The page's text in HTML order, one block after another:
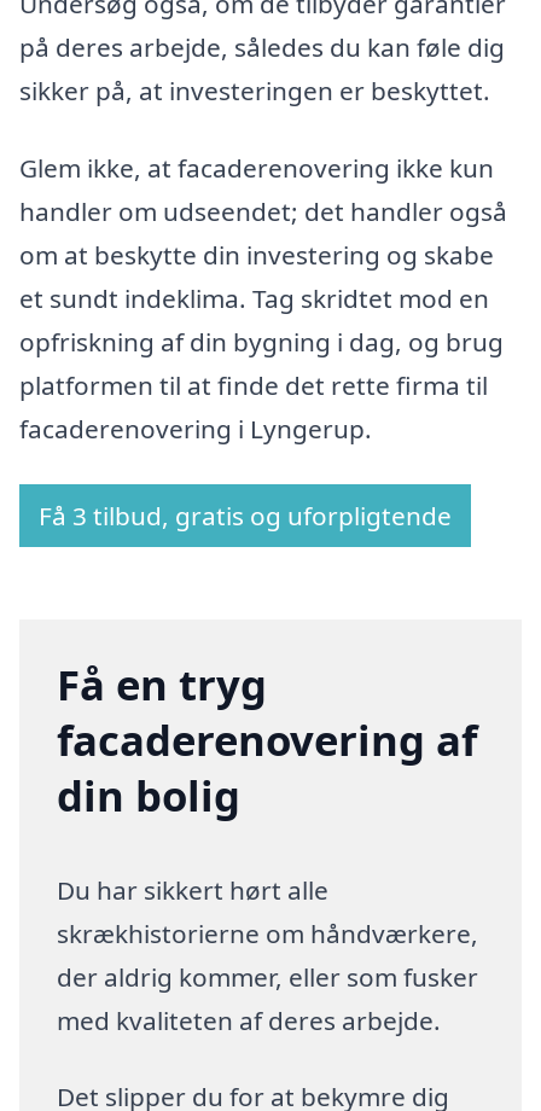
på deres arbejde, således du kan føle dig
sikker på, at investeringen er beskyttet.
Glem ikke, at facaderenovering ikke kun
handler om udseendet; det handler også
om at beskytte din investering og skabe
et sundt indeklima. Tag skridtet mod en
opfriskning af din bygning i dag, og brug
platformen til at finde det rette firma til
facaderenovering i Lyngerup.
Få 3 tilbud, gratis og uforpligtende
Få en tryg
facaderenovering af
din bolig
Du har sikkert hørt alle
skrækhistorierne om håndværkere,
der aldrig kommer, eller som fusker
med kvaliteten af deres arbejde.
Det slipper du for at bekymre dig